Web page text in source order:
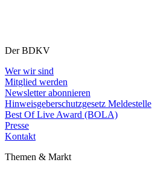
Der BDKV
Wer wir sind
Mitglied werden
Newsletter abonnieren
Hinweisgeberschutzgesetz Meldestelle
Best Of Live Award (BOLA)
Presse
Kontakt
Themen & Markt